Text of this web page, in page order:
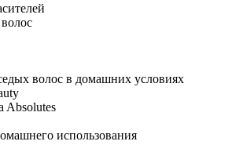
волос в домашних условиях
Absolutes
использования